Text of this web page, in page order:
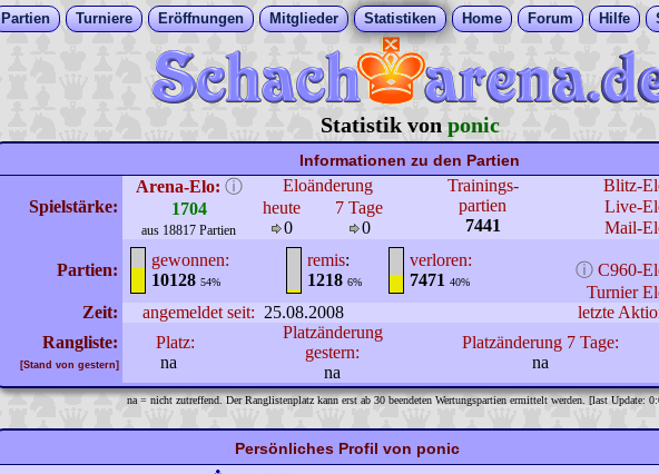
Partien Turniere Eröffnungen Mitglieder Statistiken Home Forum Hilfe
Statistik von ponic
Informationen zu den Partien
Spielstärke:
Arena-Elo: ⓘ
1704
aus 18817 Partien
Eloänderung
Trainings-
partien
7441
Blitz-
heute
0
7 Tage
0
Live-
Mail-
Partien:
gewonnen:
10128 54%
remis:
1218 6%
verloren:
7471 40%
ⓘ C960-
Turnier
Zeit:
angemeldet seit: 25.08.2008
letzte
Rangliste:
[Stand von gestern]
Platz:
na
Platzänderung
gestern:
na
Platzänderung 7 Tage:
na
na = nicht zutreffend. Der Ranglistenplatz kann erst ab 30 beendeten Wertungspartien ermittelt werden. [last Update:
Persönliches Profil von ponic